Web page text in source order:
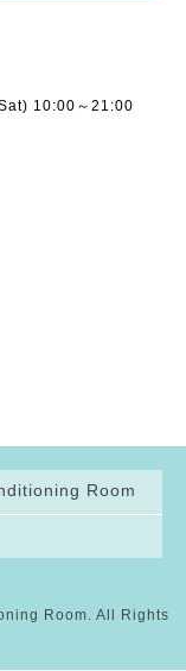
10:00～21:00
Room
Room . All Rights